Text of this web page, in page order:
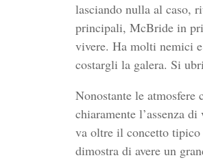
lasciando nulla al caso,
principali, McBride in
vivere. Ha molti nemici
costargli la galera. Si
Nonostante le
chiaramente l’assenza
va oltre il concetto
dimostra di avere un